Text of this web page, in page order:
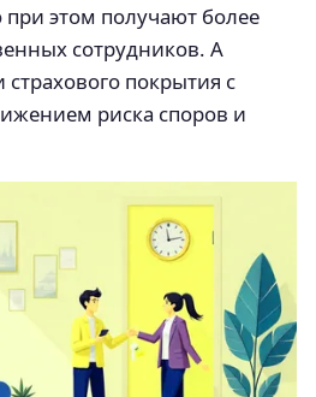
этом получают более
сотрудников. А
покрытия с
риска споров и